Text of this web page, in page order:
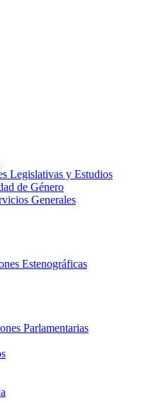
Legislativas y Estudios
de Género
Generales
Estenográficas
Parlamentarias